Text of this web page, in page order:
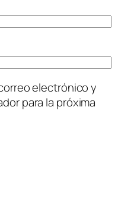
electrónico y
para la próxima